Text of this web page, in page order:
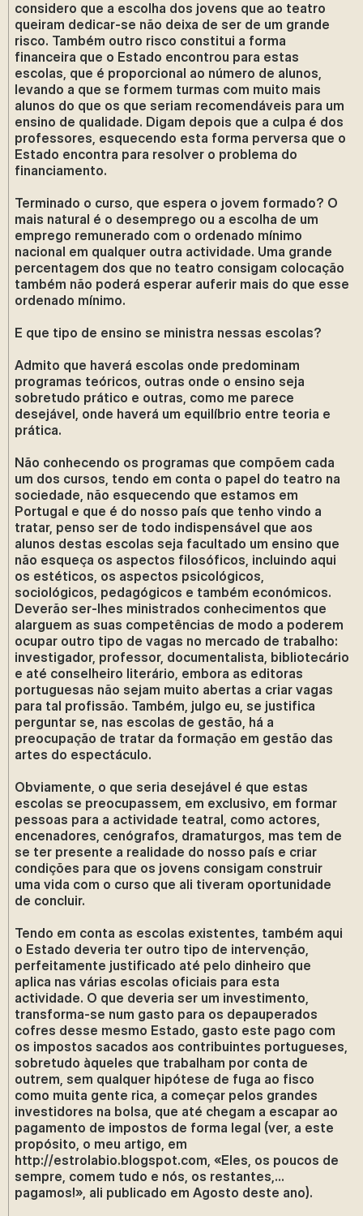
considero que a escolha dos jovens que ao teatro
queiram dedicar-se não deixa de ser de um grande
risco. Também outro risco constitui a forma
financeira que o Estado encontrou para estas
escolas, que é proporcional ao número de alunos,
levando a que se formem turmas com muito mais
alunos do que os que seriam recomendáveis para um
ensino de qualidade. Digam depois que a culpa é dos
professores, esquecendo esta forma perversa que o
Estado encontra para resolver o problema do
financiamento.
Terminado o curso, que espera o jovem formado? O
mais natural é o desemprego ou a escolha de um
emprego remunerado com o ordenado mínimo
nacional em qualquer outra actividade. Uma grande
percentagem dos que no teatro consigam colocação
também não poderá esperar auferir mais do que esse
ordenado mínimo.
E que tipo de ensino se ministra nessas escolas?
Admito que haverá escolas onde predominam
programas teóricos, outras onde o ensino seja
sobretudo prático e outras, como me parece
desejável, onde haverá um equilíbrio entre teoria e
prática.
Não conhecendo os programas que compõem cada
um dos cursos, tendo em conta o papel do teatro na
sociedade, não esquecendo que estamos em
Portugal e que é do nosso país que tenho vindo a
tratar, penso ser de todo indispensável que aos
alunos destas escolas seja facultado um ensino que
não esqueça os aspectos filosóficos, incluindo aqui
os estéticos, os aspectos psicológicos,
sociológicos, pedagógicos e também económicos.
Deverão ser-lhes ministrados conhecimentos que
alarguem as suas competências de modo a poderem
ocupar outro tipo de vagas no mercado de trabalho:
investigador, professor, documentalista, bibliotecário
e até conselheiro literário, embora as editoras
portuguesas não sejam muito abertas a criar vagas
para tal profissão. Também, julgo eu, se justifica
perguntar se, nas escolas de gestão, há a
preocupação de tratar da formação em gestão das
artes do espectáculo.
Obviamente, o que seria desejável é que estas
escolas se preocupassem, em exclusivo, em formar
pessoas para a actividade teatral, como actores,
encenadores, cenógrafos, dramaturgos, mas tem de
se ter presente a realidade do nosso país e criar
condições para que os jovens consigam construir
uma vida com o curso que ali tiveram oportunidade
de concluir.
Tendo em conta as escolas existentes, também aqui
o Estado deveria ter outro tipo de intervenção,
perfeitamente justificado até pelo dinheiro que
aplica nas várias escolas oficiais para esta
actividade. O que deveria ser um investimento,
transforma-se num gasto para os depauperados
cofres desse mesmo Estado, gasto este pago com
os impostos sacados aos contribuintes portugueses,
sobretudo àqueles que trabalham por conta de
outrem, sem qualquer hipótese de fuga ao fisco
como muita gente rica, a começar pelos grandes
investidores na bolsa, que até chegam a escapar ao
pagamento de impostos de forma legal (ver, a este
propósito, o meu artigo, em
http://estrolabio.blogspot.com, «Eles, os poucos de
sempre, comem tudo e nós, os restantes,…
pagamos!», ali publicado em Agosto deste ano).